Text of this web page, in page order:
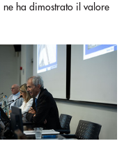
ha dimostrato il valore